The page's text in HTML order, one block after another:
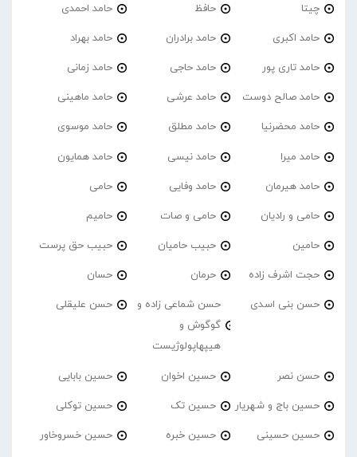
چیتا حافظ حامد احمدی
حامد اکبری حامد برادران حامد بهراد
حامد تاری پور حامد حاجی حامد زمانی
حامد صالح دوست حامد عرشی حامد ماهینی
حامد محضرنیا حامد مطلق حامد موسوی
حامد میرا حامد نیسی حامد همایون
حامد هیرمان حامد وفایی حامی
حامی و رادیان حامی و صات حامیم
حامین حبیب حامیان حبیب حق پرست
حجت اشرف زاده حرمان حسان
حسن بنی اسدی
حسن شماعی زاده و
گوگوش و
هیپهاپولوژیست
حسن علیقلی
حسن نصر حسین اخوان حسین بابایی
حسین باج و شهریار حسین تک حسین توکلی
حسین حسینی حسین خبره حسین خسروخاور